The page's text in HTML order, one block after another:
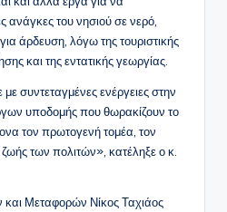
ανάγκες του νησιού σε νερό,
άρδευση, λόγω της τουριστικής
και της εντατικής γεωργίας.
συντεταγμένες ενέργειες στην
υποδομής που θωρακίζουν το
τον πρωτογενή τομέα, τον
ζωής των πολιτών», κατέληξε ο κ.
Μεταφορών Νίκος Ταχιάος